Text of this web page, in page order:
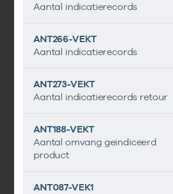
Aantal indicatierecords
ANT266-VEKT
Aantal indicatierecords
ANT273-VEKT
Aantal indicatierecords retour
ANT188-VEKT
Aantal omvang geindiceerd
product
ANT087-VEK1